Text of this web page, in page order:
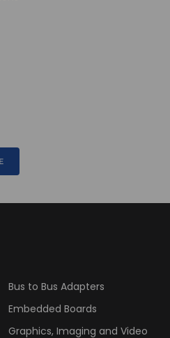
Bus to Bus Adapters
Embedded Boards
Graphics, Imaging and Video